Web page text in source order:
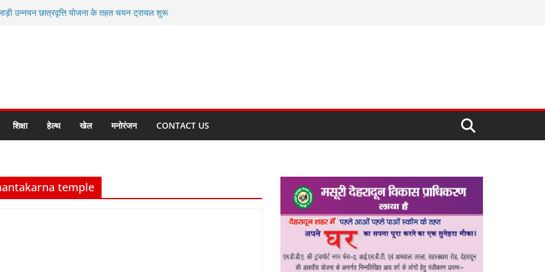
उन्नयन छात्रवृत्ति योजना के तहत चयन ट्रायल शुरू
आपदा मित्र कैडेट्स का हुआ है चयन
की सबसे बड़ी ताकत : मुख्यमंत्री पुष्कर सिंह धामी
बनाने के संकल्प को करना होगा साकार- मुख्यमंत्री
शिक्षा हेल्थ खेल मनोरंजन CONTACT US
temple